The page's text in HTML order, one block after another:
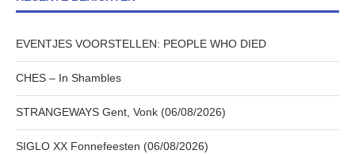
EVENTJES VOORSTELLEN: PEOPLE WHO DIED
CHES – In Shambles
STRANGEWAYS Gent, Vonk (06/08/2026)
SIGLO XX Fonnefeesten (06/08/2026)